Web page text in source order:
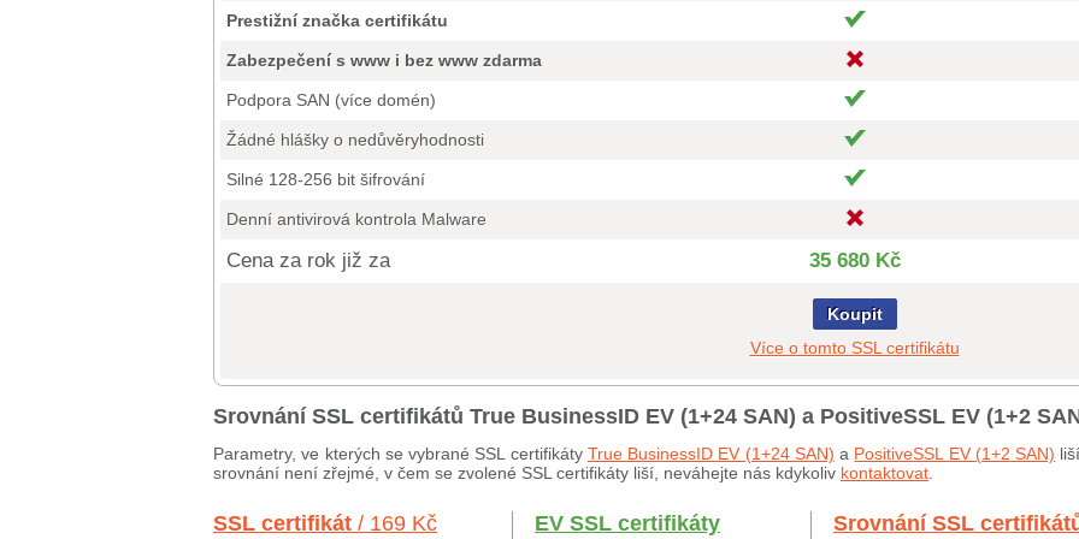
Prestižní značka certifikátu
Zabezpečení s www i bez www zdarma
Podpora SAN (více domén)
Žádné hlášky o nedůvěryhodnosti
Silné 128-256 bit šifrování
Denní antivirová kontrola Malware
Cena za rok již za 35 680 Kč
Koupit
Více o tomto SSL certifikátu
Srovnání SSL certifikátů True BusinessID EV (1+24 SAN) a PositiveSSL EV (1+2
Parametry, ve kterých se vybrané SSL certifikáty True BusinessID EV (1+24 SAN) a PositiveSSL EV (1+2 SAN)
srovnání není zřejmé, v čem se zvolené SSL certifikáty liší, neváhejte nás kdykoliv kontaktovat
SSL certifikát / 169 Kč EV SSL certifikáty Srovnání SSL